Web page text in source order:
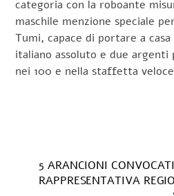
categoria con la roboante
maschile menzione speciale
Tumi, capace di portare a
italiano assoluto e due argenti
nei 100 e nella staffetta
5 ARANCIONI
RAPPRESENTATIVA